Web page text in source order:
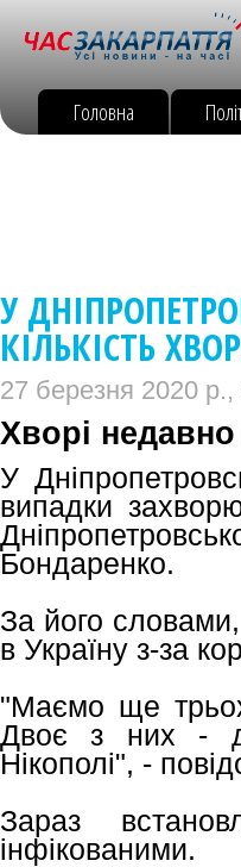
Головна
У
КІЛЬКІСТЬ
27 березня 2020 р.,
Хворі недавно
У
випадки
Бондаренко.
За його
в Україну з-за
"Маємо ще трьох
Двоє з них -
Нікополі", -
Зараз
інфікованими.